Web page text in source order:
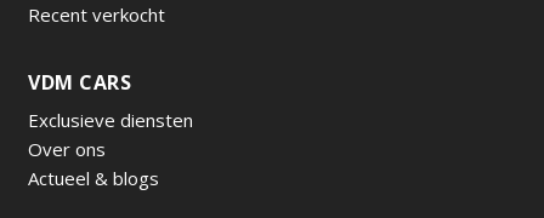
Recent verkocht
VDM CARS
Exclusieve diensten
Over ons
Actueel & blogs